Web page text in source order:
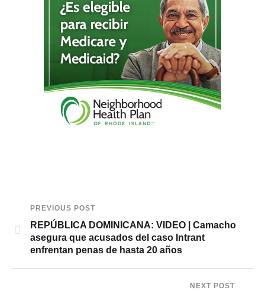
PREVIOUS POST
REPÚBLICA DOMINICANA: VIDEO | Camacho
asegura que acusados del caso Intrant
enfrentan penas de hasta 20 años
NEXT POST